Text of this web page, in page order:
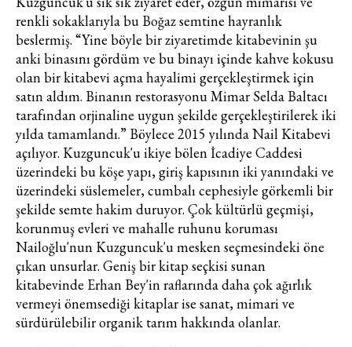
renkli sokaklarıyla bu Boğaz semtine hayranlık
beslermiş. “Yine böyle bir ziyaretimde kitabevinin şu
anki binasını gördüm ve bu binayı içinde kahve kokusu
olan bir kitabevi açma hayalimi gerçekleştirmek için
satın aldım. Binanın restorasyonu Mimar Selda Baltacı
tarafından orjinaline uygun şekilde gerçekleştirilerek iki
yılda tamamlandı.” Böylece 2015 yılında Nail Kitabevi
açılıyor. Kuzguncuk'u ikiye bölen İcadiye Caddesi
üzerindeki bu köşe yapı, giriş kapısının iki yanındaki ve
üzerindeki süslemeler, cumbalı cephesiyle görkemli bir
şekilde semte hakim duruyor. Çok kültürlü geçmişi,
korunmuş evleri ve mahalle ruhunu koruması
Nailoğlu'nun Kuzguncuk'u mesken seçmesindeki öne
çıkan unsurlar. Geniş bir kitap seçkisi sunan
kitabevinde Erhan Bey'in raflarında daha çok ağırlık
vermeyi önemsediği kitaplar ise sanat, mimari ve
sürdürülebilir organik tarım hakkında olanlar.